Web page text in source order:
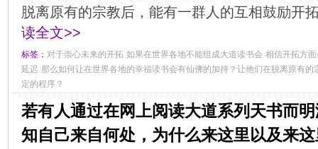
脱离原有的宗教后，能有一群人的互相鼓励开
读全文>>
标签： 对于崇心未来的开拓 如果在世界各地不能组成大道读书会 相信开拓方
延迟 那么如何让在世界各地的幸福读书会有仙佛的加持？让他们在脱离原有的
定的程序？
若有人通过在网上阅读大道系列天书而
知自己来自何处，为什么来这里以及来